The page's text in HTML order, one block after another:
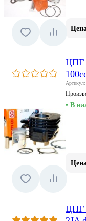
ЦПГ
• В
ЦПГ